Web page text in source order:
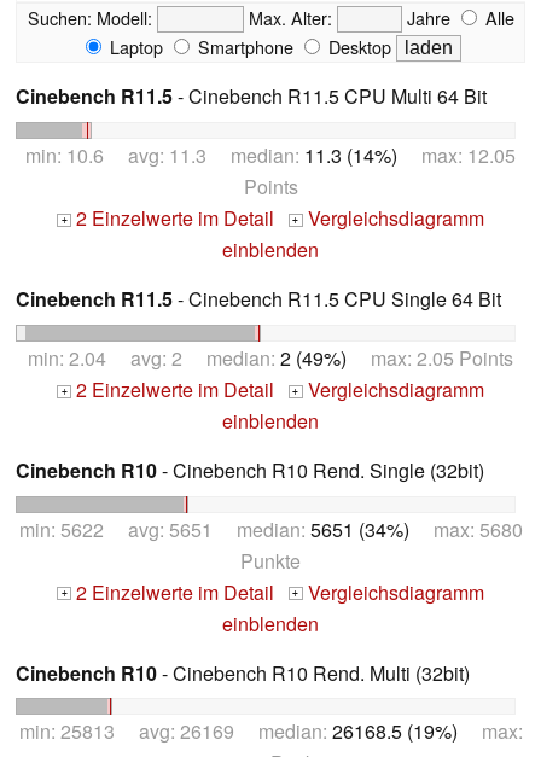
Suchen: Modell: Max. Alter: Jahre
Alle
Laptop
Smartphone Desktop
Cinebench R11.5- Cinebench R11.5 CPU Multi 64 Bit
min: 10.6 avg: 11.3 median: 11.3 (14%) max: 12.05
Points
+ 2 Einzelwerte im Detail + Vergleichsdiagramm
einblenden
Cinebench R11.5- Cinebench R11.5 CPU Single 64 Bit
min: 2.04 avg: 2 median: 2 (49%) max: 2.05 Points
+ 2 Einzelwerte im Detail + Vergleichsdiagramm
einblenden
Cinebench R10- Cinebench R10 Rend. Single (32bit)
min: 5622 avg: 5651 median: 5651 (34%) max: 5680
Punkte
+ 2 Einzelwerte im Detail + Vergleichsdiagramm
einblenden
Cinebench R10- Cinebench R10 Rend. Multi (32bit)
min: 25813 avg: 26169 median: 26168.5 (19%) max: